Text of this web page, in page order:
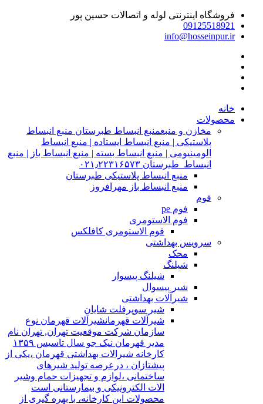
فروشگاه اینترنتی لوله و اتصالات حسین پور
09125518921
info@hosseinpur.ir
خانه
محصولات
مخازن و منبعمنبع انبساط طبرستان منبع انبساط
پلاستیکی | منبع انبساط ایستاده | منبع انبساط
الومینیومی | منبع انبساط بسته | منبع انبساط باز | منبع
انبساط طبرستان ۰۲۱٫۲۲۳۱۶۵۷۳
منبع انبساط پلاستیکی طبرستان
منبع انبساط باز مهرافروز
فوم
فوم pe
فوم الاستومری
فوم الاستومری کافلکس
سرویس بهداشتی
محک
شیلنگ
شیلنگ پیسوار
شیر پیسوال
شیرآلات بهداشتی
شیر سوپرفلت شایان
شیرآلات قهرمانشیرآلات قهرمان نوع
سازمان شرکت موقعیت تهران, تهران نام
مدیر قهرمان نیک جو سال تاسیس ۱۳۵۹
کارخانه شیرالات بهداشتی قهرمان ،یکی از
پیشتازان ، درعرصه تولید شیرهای
ساختمانی ،لوازم و تجهیزات حمام وشیر
الات الکترونیکی و بیمارستانی است
محصولات این کارخانه، با بهره گیری از